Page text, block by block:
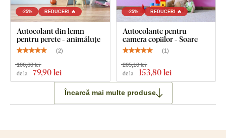
-25% REDUCERI 🔥
Autocolant din lemn
pentru perete - animăluțe
(2)
de la 79,90 lei
106,60 lei
-25% REDUCERI 🔥
Autocolante pentru
camera copiilor - Soare
(1)
de la 153,80 lei
205,10 lei
Încarcă mai multe produse